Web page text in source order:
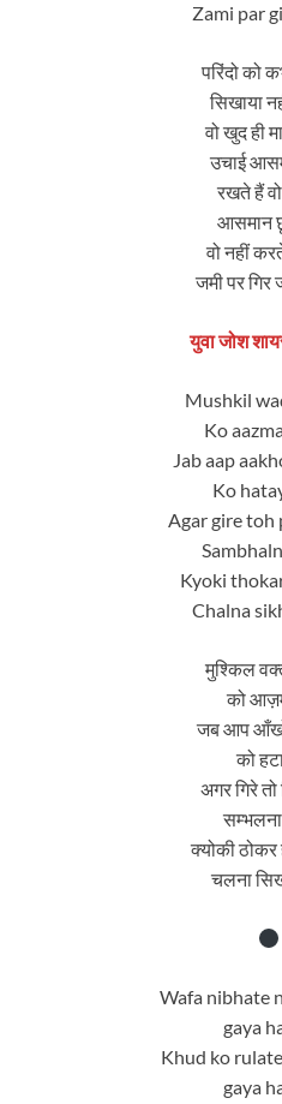
Zami par
परिंदो को
सिखाया
वो खुद ही
उचाई
रखते हैं
आसमान
वो नहीं
जमी पर गिर
युवा जोश
Mushkil
Ko
Jab aap
Ko
Agar gire toh
Kyoki
Chalna
मुश्किल
को
जब आप
को
अगर गिरे
सम्भलना
क्योकी
चलना
Wafa nibhate
gaya
Khud ko
gaya